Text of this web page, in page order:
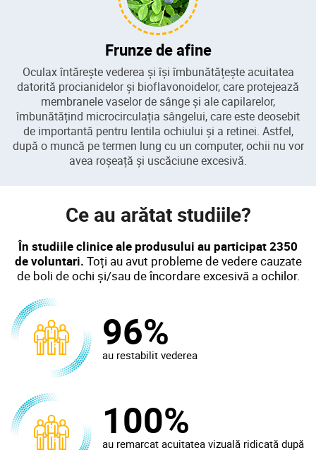
Frunze de afine
Oculax întărește vederea și își îmbunătățește acuitatea
datorită procianidelor și bioflavonoidelor, care protejează
membranele vaselor de sânge și ale capilarelor,
îmbunătățind microcirculația sângelui, care este deosebit
de importantă pentru lentila ochiului și a retinei. Astfel,
după o muncă pe termen lung cu un computer, ochii nu vor
avea roșeață și uscăciune excesivă.
Ce au arătat studiile?
În studiile clinice ale produsului au participat 2350
de voluntari. Toți au avut probleme de vedere cauzate
de boli de ochi și/saude încordare excesivă a ochilor.
96%
au restabilit vederea
100%
au remarcat acuitatea vizuală ridicată după